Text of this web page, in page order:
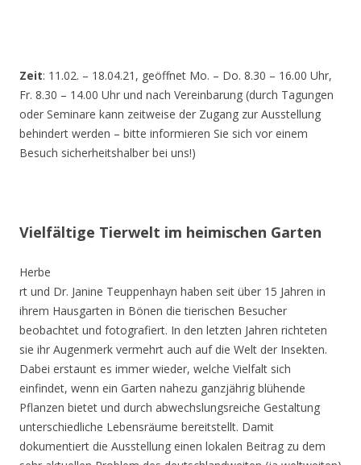
Zeit: 11.02. – 18.04.21, geöffnet Mo. – Do. 8.30 – 16.00 Uhr,
Fr. 8.30 – 14.00 Uhr und nach Vereinbarung (durch Tagungen
oder Seminare kann zeitweise der Zugang zur Ausstellung
behindert werden – bitte informieren Sie sich vor einem
Besuch sicherheitshalber bei uns!)
Vielfältige Tierwelt im heimischen Garten
Herbe
rt und Dr. Janine Teuppenhayn haben seit über 15 Jahren in
ihrem Hausgarten in Bönen die tierischen Besucher
beobachtet und fotografiert. In den letzten Jahren richteten
sie ihr Augenmerk vermehrt auch auf die Welt der Insekten.
Dabei erstaunt es immer wieder, welche Vielfalt sich
einfindet, wenn ein Garten nahezu ganzjährig blühende
Pflanzen bietet und durch abwechslungsreiche Gestaltung
unterschiedliche Lebensräume bereitstellt. Damit
dokumentiert die Ausstellung einen lokalen Beitrag zu dem